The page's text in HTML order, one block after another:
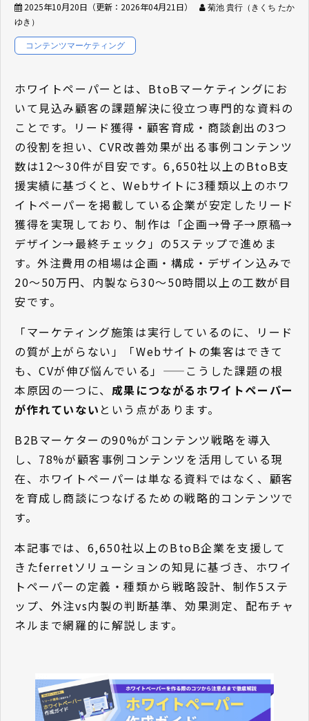
2025年10月20日 （更新： 2026年04月21日）
菊池 貴行（きくち たか
ゆき）
コンテンツマーケティング
ホワイトペーパーとは、BtoBマーケティングにお
いて見込み顧客の課題解決に役立つ専門的な資料の
ことです。リード獲得・顧客育成・商談創出の3つ
の役割を担い、CVR改善効果が出る事例コンテンツ
数は12〜30件が目安です。6,650社以上のBtoB支
援実績に基づくと、Webサイトに3種類以上のホワ
イトペーパーを掲載している企業が安定したリード
獲得を実現しており、制作は「企画→骨子→原稿→
デザイン→最終チェック」の5ステップで進めま
す。外注費用の相場は企画・構成・デザイン込みで
20〜50万円、内製なら30〜50時間以上の工数が目
安です。
「マーケティング施策は実行しているのに、リード
の質が上がらない」「Webサイトの集客はできて
も、CVが伸び悩んでいる」——こうした課題の根
本原因の一つに、 成果につながるホワイトペーパー
が作れていない という点があります。
B2Bマーケターの90%がコンテンツ戦略を導入
し、78%が顧客事例コンテンツを活用している現
在、ホワイトペーパーは単なる資料ではなく、顧客
を育成し商談につなげるための戦略的コンテンツで
す。
本記事では、6,650社以上のBtoB企業を支援して
きたferretソリューションの知見に基づき、ホワイ
トペーパーの定義・種類から戦略設計、制作5ステ
ップ、外注vs内製の判断基準、効果測定、配布チャ
ネルまで網羅的に解説します。